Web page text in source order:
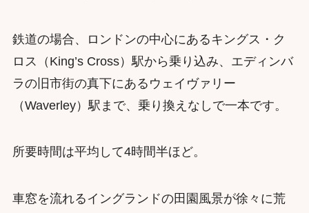
鉄道の場合、ロンドンの中心にあるキングス・ク
ロス（King’s Cross）駅から乗り込み、エディンバ
ラの旧市街の真下にあるウェイヴァリー
（Waverley）駅まで、乗り換えなしで一本です。
所要時間は平均して4時間半ほど。
車窓を流れるイングランドの田園風景が徐々に荒